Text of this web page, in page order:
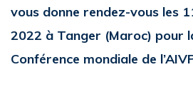
vous donne rendez-vous les
2022 à Tanger (Maroc) pour
Conférence mondiale de